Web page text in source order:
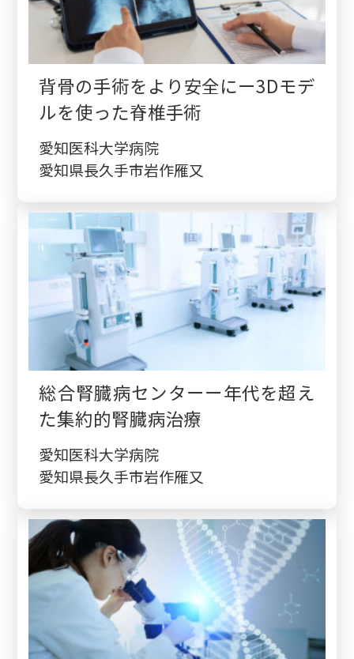
背骨の手術をより安全にー3Dモデ
ルを使った脊椎手術
愛知医科大学病院
愛知県長久手市岩作雁又
総合腎臓病センターー年代を超え
た集約的腎臓病治療
愛知医科大学病院
愛知県長久手市岩作雁又